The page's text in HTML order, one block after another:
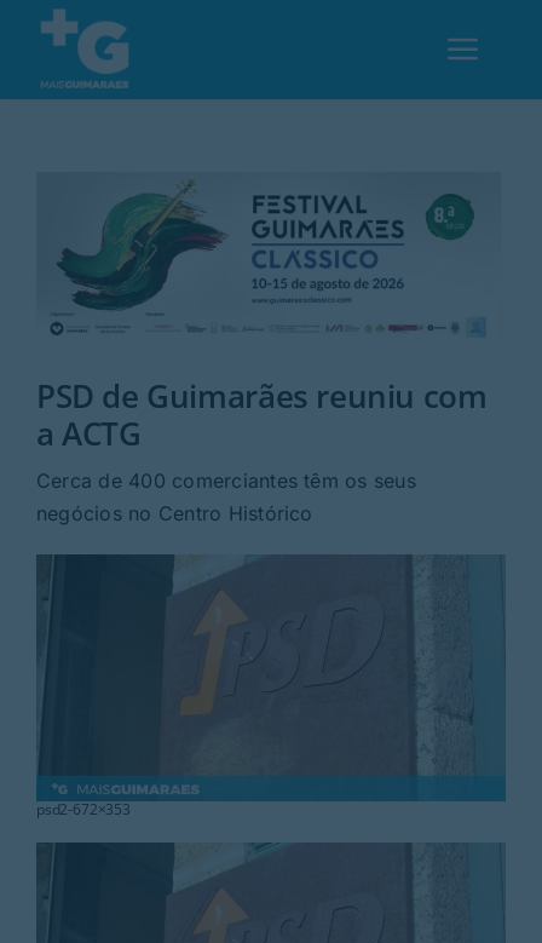
content
Desporto
Opinião
Região
Search
For:
PSD de Guimarães reuniu com
a ACTG
Cerca de 400 comerciantes têm os seus
negócios no Centro Histórico
psd2-672×353